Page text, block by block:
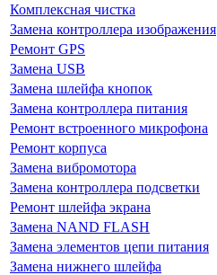
Комплексная чистка
Замена контроллера изображения
Ремонт GPS
Замена USB
Замена шлейфа кнопок
Замена контроллера питания
Ремонт встроенного микрофона
Ремонт корпуса
Замена вибромотора
Замена контроллера подсветки
Ремонт шлейфа экрана
Замена NAND FLASH
Замена элементов цепи питания
Замена нижнего шлейфа